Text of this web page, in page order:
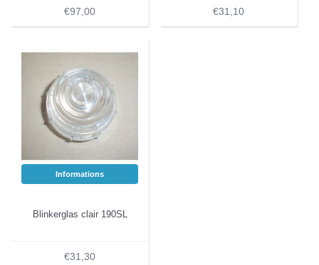
€97,00 €31,10
Informations
Blinkerglas clair 190SL
€31,30